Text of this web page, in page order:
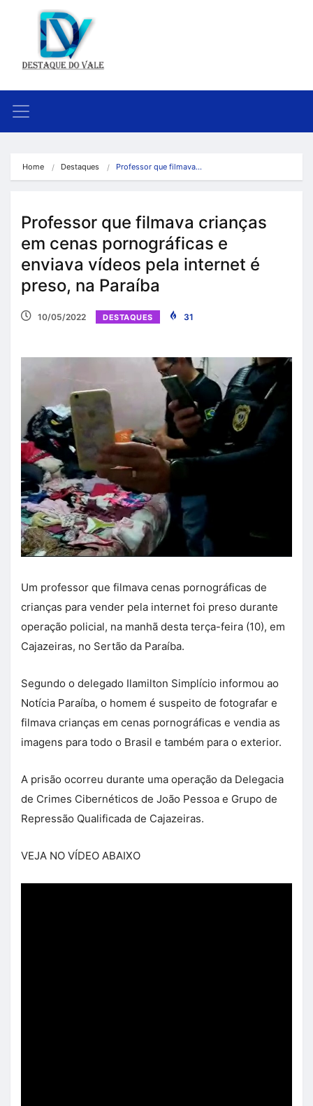
Home Destaques Professor que filmava…
Professor que filmava crianças
em cenas pornográficas e
enviava vídeos pela internet é
preso, na Paraíba
10/05/2022 DESTAQUES 31
Um professor que filmava cenas pornográficas de
crianças para vender pela internet foi preso durante
operação policial, na manhã desta terça-feira (10), em
Cajazeiras, no Sertão da Paraíba.
Segundo o delegado Ilamilton Simplício informou ao
Notícia Paraíba, o homem é suspeito de fotografar e
filmava crianças em cenas pornográficas e vendia as
imagens para todo o Brasil e também para o exterior.
A prisão ocorreu durante uma operação da Delegacia
de Crimes Cibernéticos de João Pessoa e Grupo de
Repressão Qualificada de Cajazeiras.
VEJA NO VÍDEO ABAIXO